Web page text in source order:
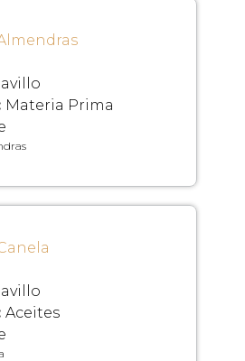
Materia Prima
Aceites